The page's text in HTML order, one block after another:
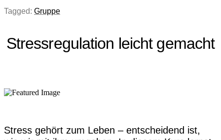
Tagged: Gruppe
Stressregulation leicht gemacht
Stress gehört zum Leben – entscheidend ist,